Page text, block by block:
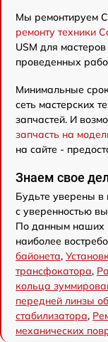
Мы ремонтируем
ремонту техники
USM для
проведенных
Минимальные
сеть мастерских
запчастей. И
запчасть на
на сайте -
Знаем свое
Будьте уверены в
с уверенностью
По данным наших
наиболее
байонета,
трансфокатора,
кольца
передней линзы
стабилизатора,
механических